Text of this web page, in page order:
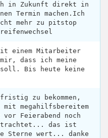
in Zukunft direkt in
Termin machen.Ich
mehr zu pitstop
einem Mitarbeiter
dass ich meine
soll. Bis heute keine
zu bekommen,
megahilfsbereitem
Feierabend noch
das ist
Sterne wert... danke